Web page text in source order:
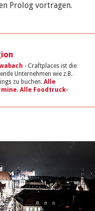
Prolog vortragen.
- Craftplaces ist die
Unternehmen wie z.B.
zu buchen. Alle
. Alle Foodtruck-